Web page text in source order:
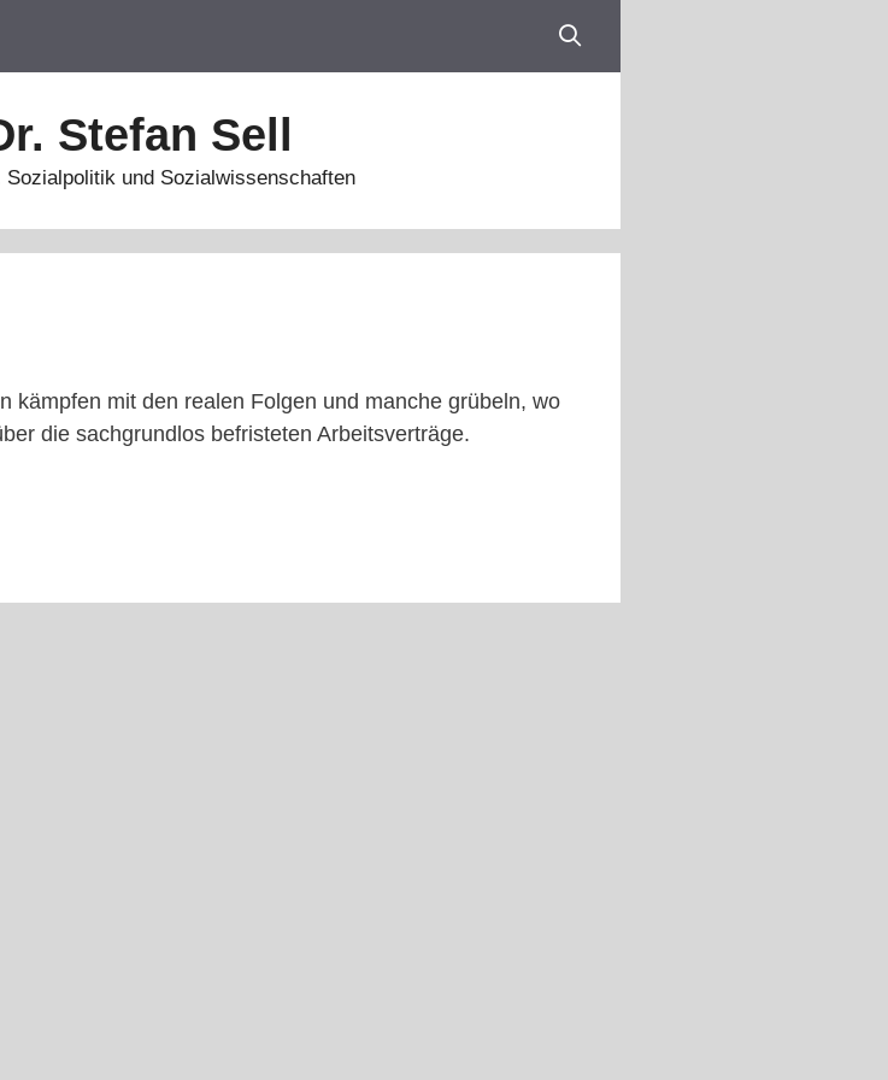
Stefan Sell
und Sozialwissenschaften
kämpfen mit den realen Folgen und manche grübeln, wo
die sachgrundlos befristeten Arbeitsverträge.